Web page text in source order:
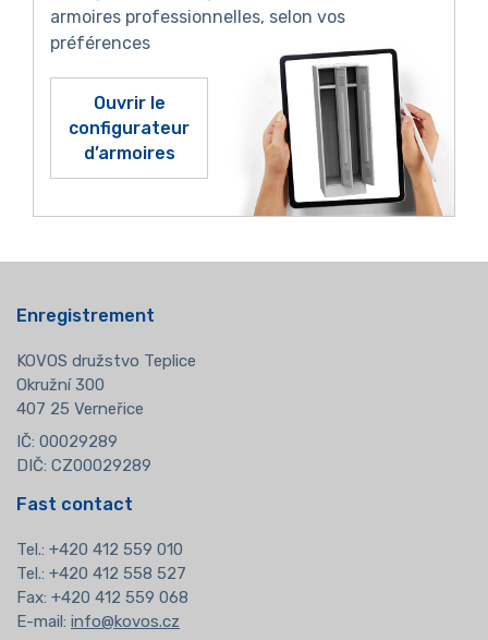
armoires professionnelles, selon vos
préférences
Ouvrir le
configurateur
d’armoires
Enregistrement
KOVOS družstvo Teplice
Okružní 300
407 25 Verneřice
IČ: 00029289
DIČ: CZ00029289
Fast contact
Tel.: +420 412 559 010
Tel.: +420 412 558 527
Fax: +420 412 559 068
E-mail: info@kovos.cz